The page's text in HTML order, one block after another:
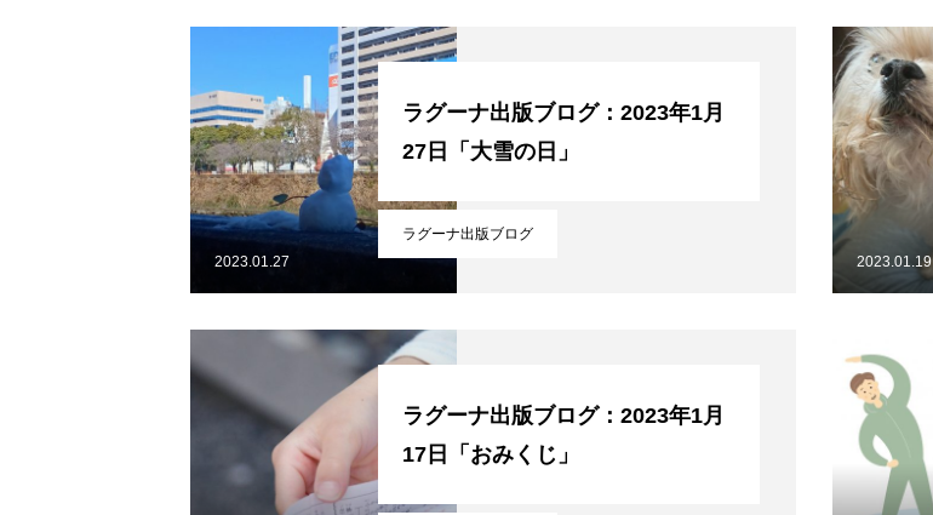
中井久夫と考える患者シリーズ 特別手製本 全4巻セットについて
名刺で取り組むSDGsについて
WHOピアサポート（日本語訳）
アクセス
個人情報保護方針
ラグーナ出版ブログ
ラグーナ出版ブログ：2023年1月
27日「大雪の日」
2023.01.27 2023.01.19
ラグーナ出版ブログ：2023年1月
17日「おみくじ」